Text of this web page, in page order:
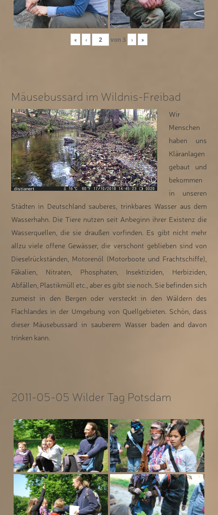
« ‹ von 3 › »
Mäusebussard im Wildnis-Freibad
Wir
Menschen
haben uns
Kläranlagen
gebaut und
bekommen
in unseren
Städten in Deutschland sauberes, trinkbares Wasser aus dem
Wasserhahn. Die Tiere nutzen seit Anbeginn ihrer Existenz die
Wasserquellen, die sie draußen vorfinden. Es gibt nicht mehr
allzu viele offene Gewässer, die verschont geblieben sind von
Dieselrückständen, Motorenöl (Motorboote und Frachtschiffe),
Fäkalien, Nitraten, Phosphaten, Insektiziden, Herbiziden,
Abfällen, Plastikmüll etc., aber es gibt sie noch. Sie befinden sich
zumeist in den Bergen oder versteckt in den Wäldern des
Flachlandes in der Umgebung von Quellgebieten. Schön, dass
dieser Mäusebussard in sauberem Wasser baden and davon
trinken kann.
2011-05-05 Wilder Tag Potsdam